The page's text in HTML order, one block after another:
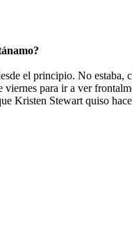
el principio. No estaba,
para ir a ver
Kristen Stewart quiso